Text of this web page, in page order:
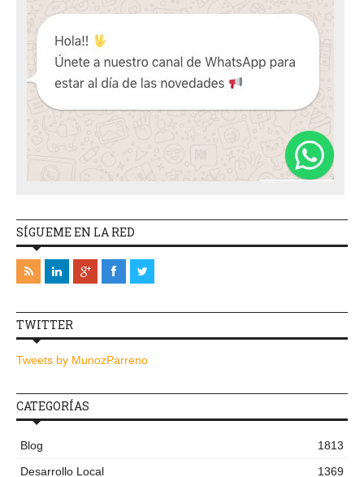
SÍGUEME EN LA RED
TWITTER
Tweets by MunozParreno
CATEGORÍAS
Blog
1813
Desarrollo Local
1369